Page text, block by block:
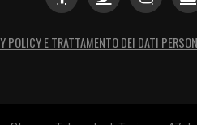
POLICY E TRATTAMENTO DEI DATI